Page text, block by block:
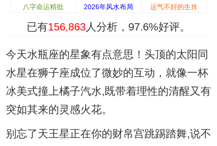
八字命运精批
2026年风水布局 运气不好的生肖
已有156,863人分析， 97.6%好评。
今天水瓶座的星象有点意思！头顶的太阳同
水星在狮子座成位了微妙的互动，就像一杯
冰美式撞上橘子汽水,既带着理性的清醒又有
突如其来的灵感火花。
别忘了天王星正在你的财帛宫跳踢踏舞,说不